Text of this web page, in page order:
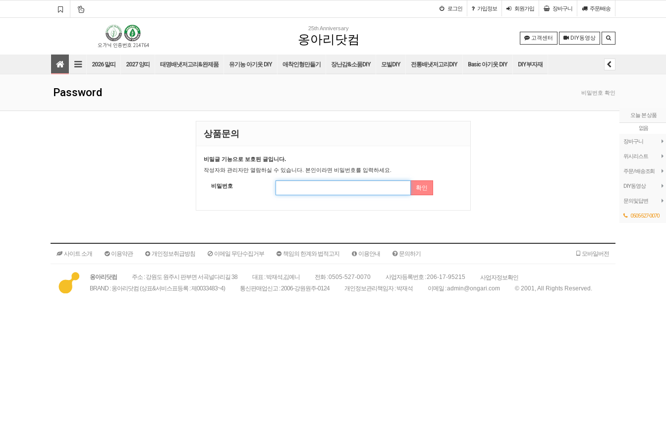
로그인 가입정보 회원가입 장바구니 주문/배송
오늘 본 상품
없음
장바구니
위시리스트
주문/배송조회
DIY동영상
문의및답변
0505-527-0070
25th Anniversary
옹아리닷컴 고객센터 DIY동영상
2026 말띠 2027 양띠 태명배냇저고리&완제품 유기농 아기옷 DIY 애착인형만들기 장난감&소품DIY 모빌DIY 전통배냇저고리DIY Basic 아기옷 DIY DIY부자재
Password 비밀번호 확인
상품문의
비밀글 기능으로 보호된 글입니다.
작성자와 관리자만 열람하실 수 있습니다. 본인이라면 비밀번호를 입력하세요.
비밀번호 확인
사이트 소개 이용약관 개인정보취급방침 이메일 무단수집거부 책임의 한계와 법적고지 이용안내 문의하기 모바일버전
옹아리닷컴 주소 : 강원도 원주시 판부면 서곡널다리길 38 대표 : 박재석,김예니 전화 :0505-527-0070 사업자등록번호 :206-17-95215
사업자정보확인
BRAND : 옹아리닷컴 (상표&서비스표등록 : 제0033483~4)
통신판매업신고 : 2006-강원원주-0124 개인정보관리책임자 : 박재석 이메일 :admin@ongari.com © 2001, All Rights Reserved.